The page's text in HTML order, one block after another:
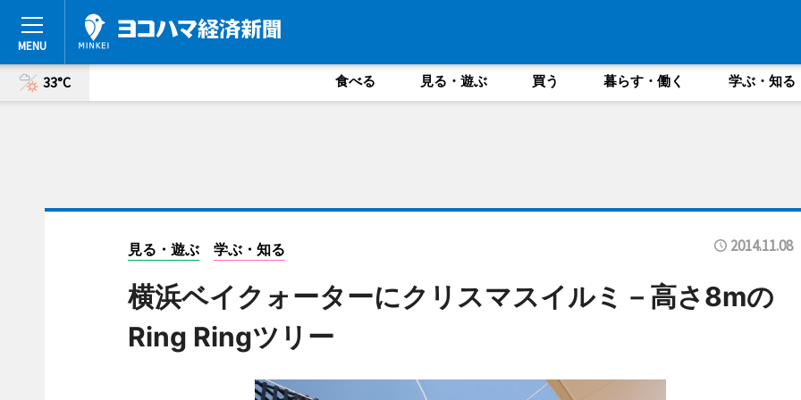
33°C 食べる 見る・遊ぶ 買う 暮らす・働く 学ぶ・知る
見る・遊ぶ 学ぶ・知る 2014.11.08
横浜ベイクォーターにクリスマスイルミ－高さ8mの
Ring Ringツリー